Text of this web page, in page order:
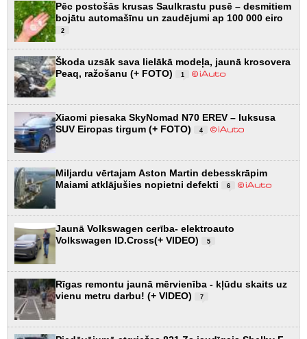
Pēc postošās krusas Saulkrastu pusē – desmitiem
bojātu automašīnu un zaudējumi ap 100 000 eiro
2
Škoda uzsāk sava lielākā modeļa, jaunā krosovera
Peaq, ražošanu (+ FOTO)
1
Xiaomi piesaka SkyNomad N70 EREV – luksusa
SUV Eiropas tirgum (+ FOTO)
4
Miljardu vērtajam Aston Martin debesskrāpim
Maiami atklājušies nopietni defekti
6
Jaunā Volkswagen cerība- elektroauto
Volkswagen ID.Cross(+ VIDEO)
5
Rīgas remontu jaunā mērvienība - kļūdu skaits uz
vienu metru darbu! (+ VIDEO)
7